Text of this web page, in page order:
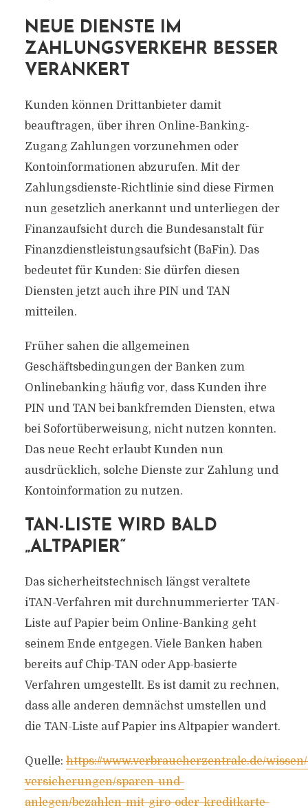
NEUE DIENSTE IM
ZAHLUNGSVERKEHR BESSER
VERANKERT
Kunden können Drittanbieter damit
beauftragen, über ihren Online-Banking-
Zugang Zahlungen vorzunehmen oder
Kontoinformationen abzurufen. Mit der
Zahlungsdienste-Richtlinie sind diese Firmen
nun gesetzlich anerkannt und unterliegen der
Finanzaufsicht durch die Bundesanstalt für
Finanzdienstleistungsaufsicht (BaFin). Das
bedeutet für Kunden: Sie dürfen diesen
Diensten jetzt auch ihre PIN und TAN
mitteilen.
Früher sahen die allgemeinen
Geschäftsbedingungen der Banken zum
Onlinebanking häufig vor, dass Kunden ihre
PIN und TAN bei bankfremden Diensten, etwa
bei Sofortüberweisung, nicht nutzen konnten.
Das neue Recht erlaubt Kunden nun
ausdrücklich, solche Dienste zur Zahlung und
Kontoinformation zu nutzen.
TAN-LISTE WIRD BALD
„ALTPAPIER“
Das sicherheitstechnisch längst veraltete
iTAN-Verfahren mit durchnummerierter TAN-
Liste auf Papier beim Online-Banking geht
seinem Ende entgegen. Viele Banken haben
bereits auf Chip-TAN oder App-basierte
Verfahren umgestellt. Es ist damit zu rechnen,
dass alle anderen demnächst umstellen und
die TAN-Liste auf Papier ins Altpapier wandert.
Quelle:https://www.verbraucherzentrale.de/
versicherungen/sparen-und-
anlegen/bezahlen-mit-giro-oder-kreditkarte-